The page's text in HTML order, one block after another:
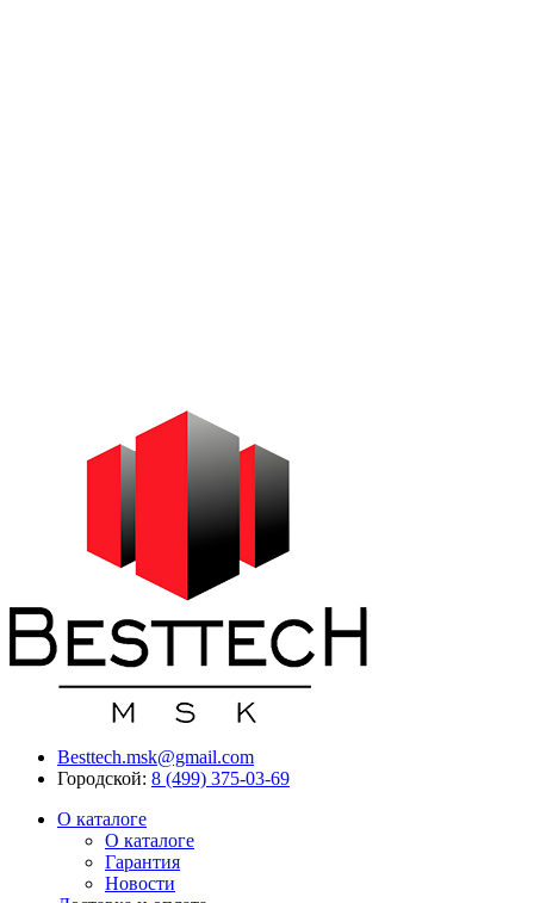
Besttech.msk@gmail.com
Городской: 8 (499) 375-03-69
О каталоге
О каталоге
Гарантия
Новости